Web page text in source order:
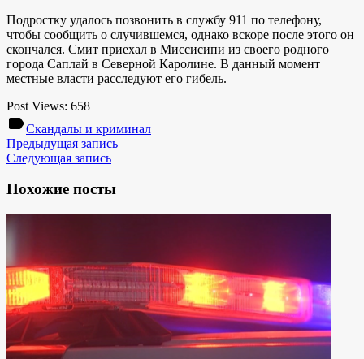
Подростку удалось позвонить в службу 911 по телефону,
чтобы сообщить о случившемся, однако вскоре после этого он
скончался. Смит приехал в Миссисипи из своего родного
города Саплай в Северной Каролине. В данный момент
местные власти расследуют его гибель.
Post Views: 658
labelСкандалы и криминал
Предыдущая запись
Следующая запись
Похожие посты